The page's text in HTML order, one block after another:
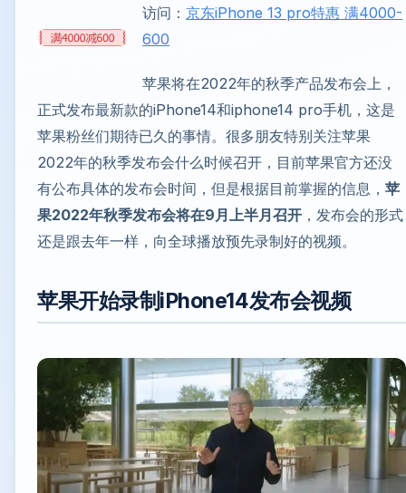
访问：京东iPhone 13 pro特惠 满4000-
600
苹果将在2022年的秋季产品发布会上，
正式发布最新款的iPhone14和iphone14 pro手机，这是
苹果粉丝们期待已久的事情。很多朋友特别关注苹果
2022年的秋季发布会什么时候召开，目前苹果官方还没
有公布具体的发布会时间，但是根据目前掌握的信息， 苹
果2022年秋季发布会将在9月上半月召开 ，发布会的形式
还是跟去年一样，向全球播放预先录制好的视频。
苹果开始录制iPhone14发布会视频